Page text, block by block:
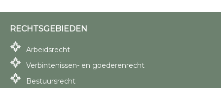
RECHTSGEBIEDEN
Arbeidsrecht
Verbintenissen- en goederenrecht
Bestuursrecht